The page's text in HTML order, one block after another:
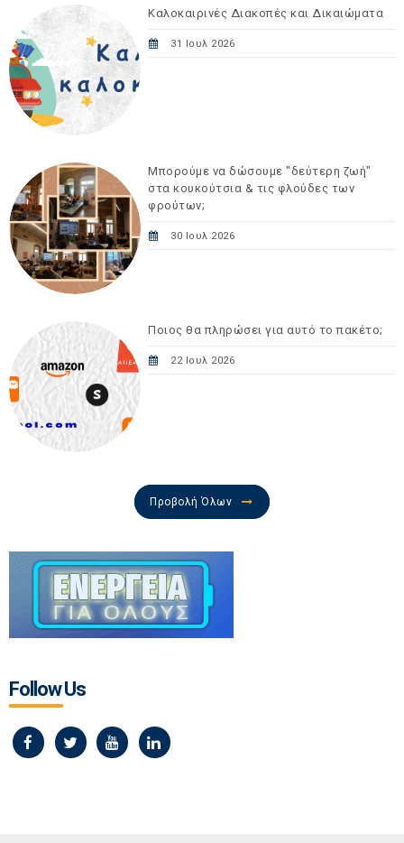
Καλοκαιρινές Διακοπές και Δικαιώματα
31 Ιουλ 2026
Μπορούμε να δώσουμε "δεύτερη ζωή"
στα κουκούτσια & τις φλούδες των
φρούτων;
30 Ιουλ 2026
Ποιος θα πληρώσει για αυτό το πακέτο;
22 Ιουλ 2026
Προβολή Όλων
Follow Us